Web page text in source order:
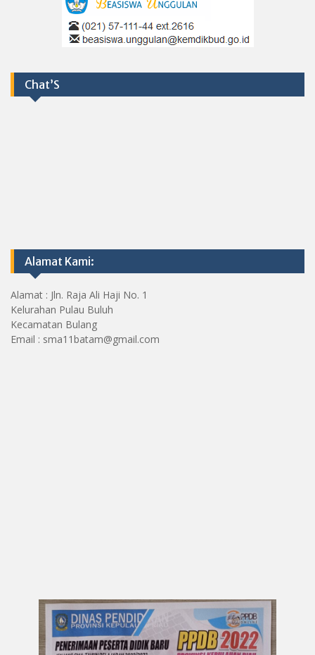
Chat’S
Alamat Kami:
Alamat : Jln. Raja Ali Haji No. 1
Kelurahan Pulau Buluh
Kecamatan Bulang
Email : sma11batam@gmail.com